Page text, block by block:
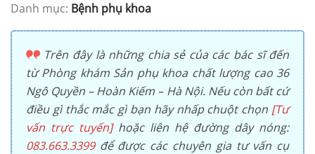
Danh mục: Bệnh phụ khoa
Trên đây là những chia sẻ của các bác sĩ đến
từ Phòng khám Sản phụ khoa chất lượng cao 36
Ngô Quyền – Hoàn Kiếm – Hà Nội. Nếu còn bất cứ
điều gì thắc mắc gì bạn hãy nhấp chuột chọn [Tư
vấn trực tuyến]hoặc liên hệ đường dây nóng:
083.663.3399để được các chuyên gia tư vấn cụ